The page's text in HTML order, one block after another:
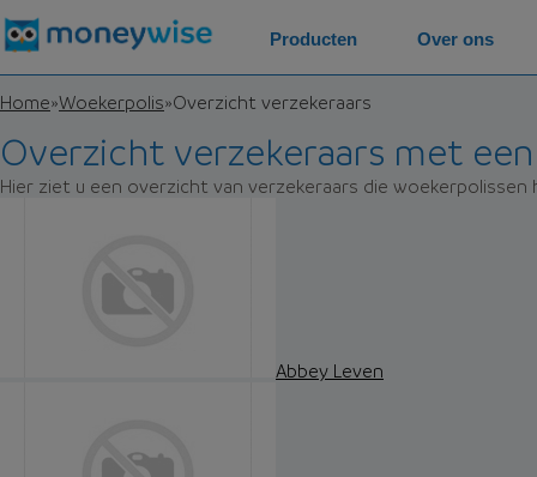
Home»Woekerpolis»Overzicht verzekeraars
Overzicht verzekeraars met
Hier ziet u een overzicht van verzekeraars die
Abbey Leven
Producten Over ons